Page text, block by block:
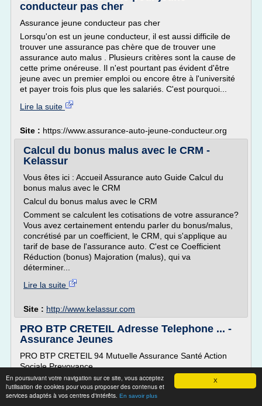
X
En poursuivant votre navigation sur ce site, vous acceptez
l'utilisation de cookies pour vous proposer des contenus et
services adaptés à vos centres d'intérêts. En savoir plus
conducteur pas cher
Assurance jeune conducteur pas cher
Lorsqu'on est un jeune conducteur, il est aussi difficile de
trouver une assurance pas chère que de trouver une
assurance auto malus . Plusieurs critères sont la cause de
cette prime onéreuse. Il n'est pourtant pas évident d'être
jeune avec un premier emploi ou encore être à l'université
et payer trois fois plus que les salariés. C'est pourquoi...
Lire la suite
Site : https://www.assurance-auto-jeune-conducteur.org
Calcul du bonus malus avec le CRM -
Kelassur
Vous êtes ici : Accueil Assurance auto Guide Calcul du
bonus malus avec le CRM
Calcul du bonus malus avec le CRM
Comment se calculent les cotisations de votre assurance?
Vous avez certainement entendu parler du bonus/malus,
concrétisé par un coefficient, le CRM, qui s'applique au
tarif de base de l'assurance auto. C'est ce Coefficient
Réduction (bonus) Majoration (malus), qui va
déterminer...
Lire la suite
Site : http://www.kelassur.com
PRO BTP CRETEIL Adresse Telephone ... -
Assurance Jeunes
PRO BTP CRETEIL 94 Mutuelle Assurance Santé Action
Sociale Prevoyance
Assurance jeunes vous conseille pour trouver le meilleur
contrat assurance auto, Mutuelle complémentaire Santé ou
assurance Habitation. La consultation de ce site spécialiste